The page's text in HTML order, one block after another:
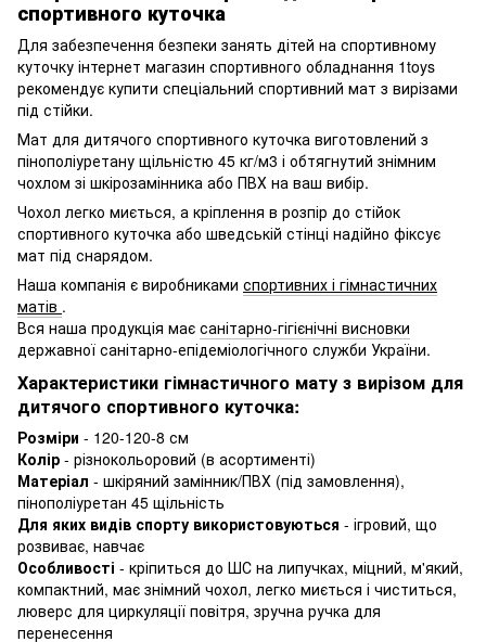
спортивного куточка
Для забезпечення безпеки занять дітей на спортивному
куточку інтернет магазин спортивного обладнання 1toys
рекомендує купити спеціальний спортивний мат з вирізами
під стійки.
Мат для дитячого спортивного куточка виготовлений з
пінополіуретану щільністю 45 кг/м3 і обтягнутий знімним
чохлом зі шкірозамінника або ПВХ на ваш вибір.
Чохол легко миється, а кріплення в розпір до стійок
спортивного куточка або шведській стінці надійно фіксує
мат під снарядом.
Наша компанія є виробниками спортивних і гімнастичних
матів .
Вся наша продукція має санітарно-гігієнічні висновки
державної санітарно-епідеміологічного служби України.
Характеристики гімнастичного мату з вирізом для
дитячого спортивного куточка:
Розміри - 120-120-8 см
Колір - різнокольоровий (в асортименті)
Матеріал - шкіряний замінник/ПВХ (під замовлення),
пінополіуретан 45 щільність
Для яких видів спорту використовуються - ігровий, що
розвиває, навчає
Особливості - кріпиться до ШС на липучках, міцний, м'який,
компактний, має знімний чохол, легко миється і чиститься,
люверс для циркуляції повітря, зручна ручка для
перенесення